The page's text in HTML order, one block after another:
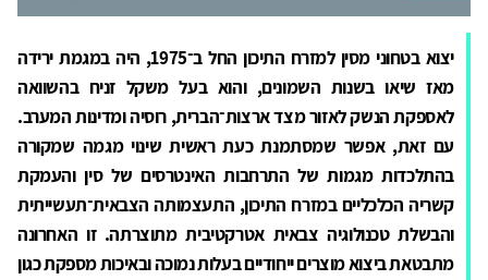
יצוא בטחוני מסין למזרח התיכון החל ב־1975, היה במגמת ירידה
מאז שיאו בשנות השמונים, והוא בעל משקל זניח בהשוואה
לאספקת הנשק לאזור מצד ארצות־הברית, רוסיה ומדינות המערב.
עם זאת, אפשר שמסתמנת כעת ראשית שינוי מגמה שמקורה
בהתלכדות מגמות של התרחבות האינטרסים של סין והעמקת
קשריה הכלכליים במזרח התיכון, התעצמותה הצבאית־תעשייתית
והבשלת טכנולוגיה צבאית אטרקטיבית מתוצרתה. זו האחרונה
מתבטאת ביצוא מוצרים ייחודיים בעלות נמוכה ובאיכות מספקת כגון